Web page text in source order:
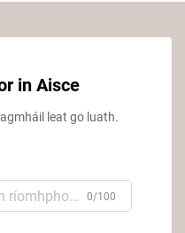
in Aisce
leat go luath.
0/100